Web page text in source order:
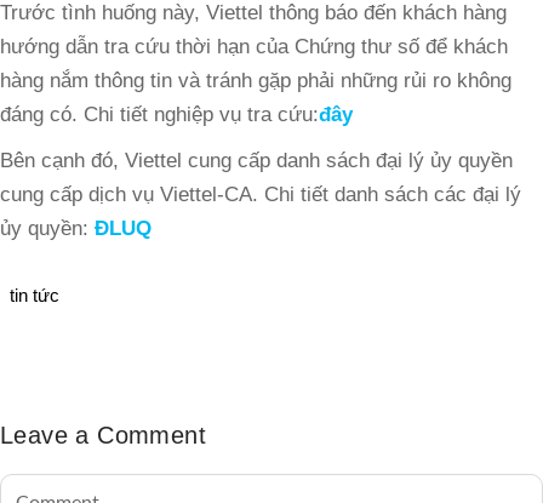
Trước tình huống này, Viettel thông báo đến khách hàng
hướng dẫn tra cứu thời hạn của Chứng thư số để khách
hàng nắm thông tin và tránh gặp phải những rủi ro không
đáng có. Chi tiết nghiệp vụ tra cứu:đây
Bên cạnh đó, Viettel cung cấp danh sách đại lý ủy quyền
cung cấp dịch vụ Viettel-CA. Chi tiết danh sách các đại lý
ủy quyền: ĐLUQ
tin tức
Leave a Comment